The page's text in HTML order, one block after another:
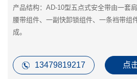
产品结构：AD-10型五点式安全带由一套
腰带组件、一副快卸锁组件、一条裆带组
成。
13479819217 点